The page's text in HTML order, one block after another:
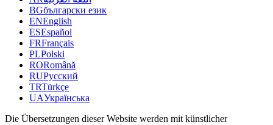
BGбългарски език
ENEnglish
ESEspañol
FRFrançais
PLPolski
RORomână
RUРусский
TRTürkçe
UAУкраїнська
Die Übersetzungen dieser Website werden mit künstlicher